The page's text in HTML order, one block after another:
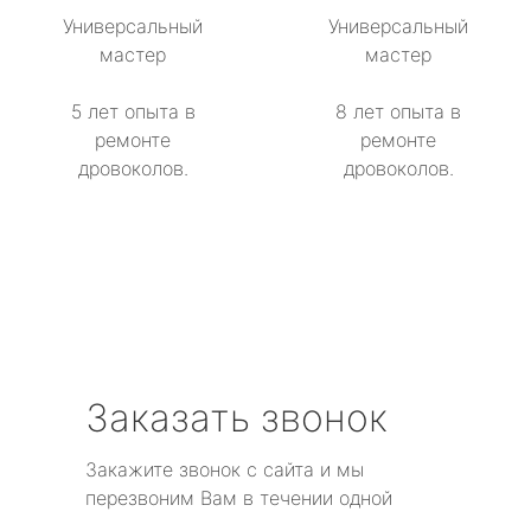
Универсальный
мастер
5 лет опыта в
ремонте
дровоколов.
Универсальный
мастер
8 лет опыта в
ремонте
дровоколов.
Заказать звонок
Закажите звонок с сайта и мы
перезвоним Вам в течении одной